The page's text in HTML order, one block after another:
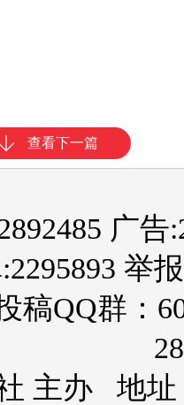
查看下一篇
广告
举
稿QQ群：
主办 地址